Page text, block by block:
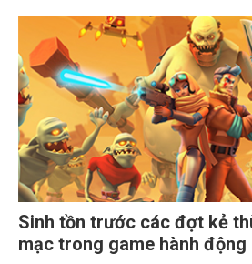
Sinh tồn trước các đợt kẻ
mạc trong game hành